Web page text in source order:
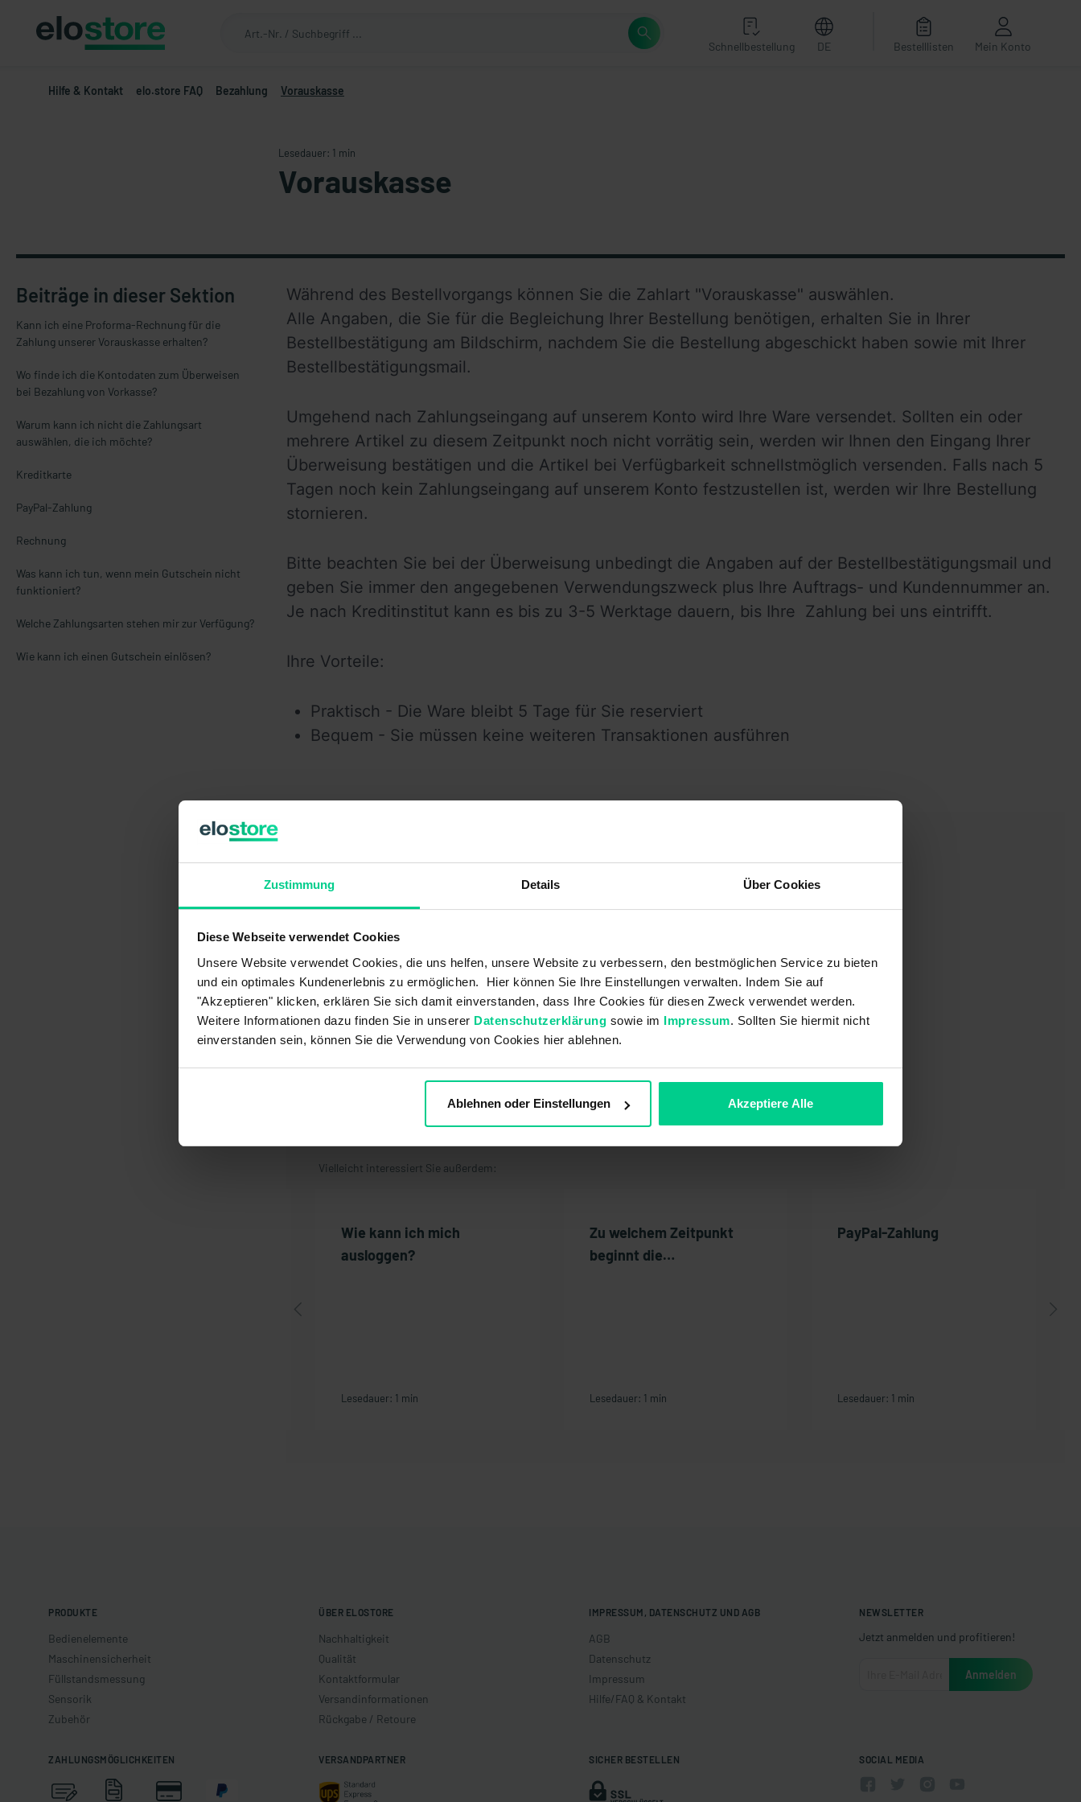
Zustimmung Details Über Cookies
Diese Webseite verwendet Cookies
Unsere Website verwendet Cookies, die uns helfen, unsere Website zu verbessern, den bestmöglichen Service zu bieten
und ein optimales Kundenerlebnis zu ermöglichen. Hier können Sie Ihre Einstellungen verwalten. Indem Sie auf
"Akzeptieren" klicken, erklären Sie sich damit einverstanden, dass Ihre Cookies für diesen Zweck verwendet werden.
Weitere Informationen dazu finden Sie in unserer Datenschutzerklärung sowie im Impressum. Sollten Sie hiermit nicht
einverstanden sein, können Sie die Verwendung von Cookies hier ablehnen.
Ablehnen oder Einstellungen Akzeptiere Alle
Schnellbestellung DE Bestelllisten Mein Konto
Hilfe & Kontakt elo.store FAQ Bezahlung Vorauskasse
Lesedauer: 1 min
Vorauskasse
Beiträge in dieser Sektion
Kann ich eine Proforma-Rechnung für die
Zahlung unserer Vorauskasse erhalten?
Wo finde ich die Kontodaten zum Überweisen
bei Bezahlung von Vorkasse?
Warum kann ich nicht die Zahlungsart
auswählen, die ich möchte?
Kreditkarte
PayPal-Zahlung
Rechnung
Was kann ich tun, wenn mein Gutschein nicht
funktioniert?
Welche Zahlungsarten stehen mir zur Verfügung?
Wie kann ich einen Gutschein einlösen?
Während des Bestellvorgangs können Sie die Zahlart "Vorauskasse" auswählen.
Alle Angaben, die Sie für die Begleichung Ihrer Bestellung benötigen, erhalten Sie in Ihrer
Bestellbestätigung am Bildschirm, nachdem Sie die Bestellung abgeschickt haben sowie mit Ihrer
Bestellbestätigungsmail.
Umgehend nach Zahlungseingang auf unserem Konto wird Ihre Ware versendet. Sollten ein oder
mehrere Artikel zu diesem Zeitpunkt noch nicht vorrätig sein, werden wir Ihnen den Eingang Ihrer
Überweisung bestätigen und die Artikel bei Verfügbarkeit schnellstmöglich versenden. Falls nach 5
Tagen noch kein Zahlungseingang auf unserem Konto festzustellen ist, werden wir Ihre Bestellung
stornieren.
Bitte beachten Sie bei der Überweisung unbedingt die Angaben auf der Bestellbestätigungsmail und
geben Sie immer den angegebenen Verwendungszweck plus Ihre Auftrags- und Kundennummer an.
Je nach Kreditinstitut kann es bis zu 3-5 Werktage dauern, bis Ihre  Zahlung bei uns eintrifft.
Ihre Vorteile:
Praktisch - Die Ware bleibt 5 Tage für Sie reserviert
Bequem - Sie müssen keine weiteren Transaktionen ausführen
Verwandte Themen
See other articles in:
Newsletter
Anmeldung / Abmeldung
Garantie / Gewährleistung
Artikel / Sortiment
Preispolitik
Rücksendung
Vielleicht interessiert Sie außerdem:
Wie kann ich mich
ausloggen?
Lesedauer: 1 min
Zu welchem Zeitpunkt
beginnt die
Lesedauer: 1 min
PayPal-Zahlung
Lesedauer: 1 min
PRODUKTE
Bedienelemente
Maschinensicherheit
Füllstandsmessung
Sensorik
Zubehör
ÜBER ELOSTORE
Nachhaltigkeit
Qualität
Kontaktformular
Versandinformationen
Rückgabe / Retoure
IMPRESSUM, DATENSCHUTZ UND AGB
AGB
Datenschutz
Impressum
Hilfe/FAQ & Kontakt
NEWSLETTER
Jetzt anmelden und profitieren!
ZAHLUNGSMÖGLICHKEITEN VERSANDPARTNER SICHER BESTELLEN SOCIAL MEDIA